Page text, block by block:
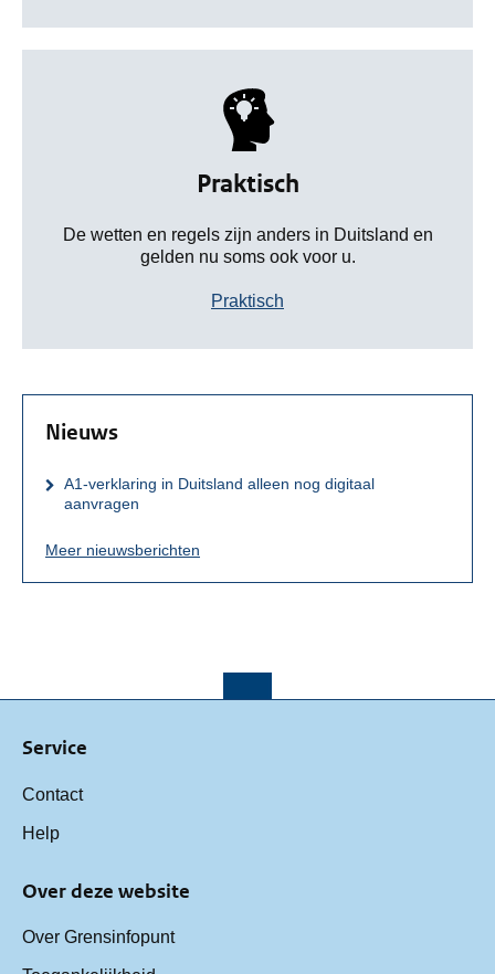
Praktisch
De wetten en regels zijn anders in Duitsland en
gelden nu soms ook voor u.
Praktisch
Nieuws
A1-verklaring in Duitsland alleen nog digitaal
aanvragen
Meer nieuwsberichten
Service
Contact
Help
Over deze website
Over Grensinfopunt